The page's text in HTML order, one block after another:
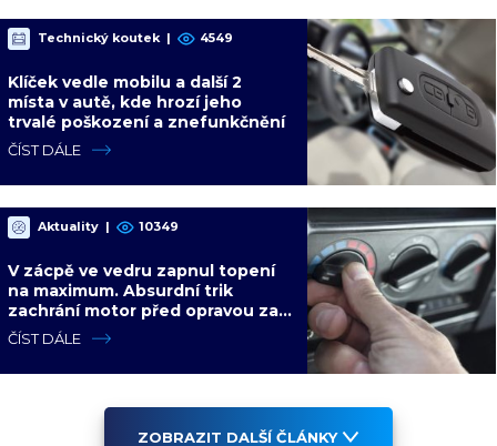
Technický koutek | 4549
Klíček vedle mobilu a další 2
místa v autě, kde hrozí jeho
trvalé poškození a znefunkčnění
ČÍST DÁLE
Aktuality | 10349
V zácpě ve vedru zapnul topení
na maximum. Absurdní trik
zachrání motor před opravou za
desítky tisíc
ČÍST DÁLE
ZOBRAZIT DALŠÍ ČLÁNKY